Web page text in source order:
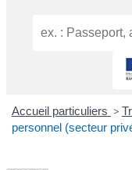
Accueil particuliers >
personnel (secteur